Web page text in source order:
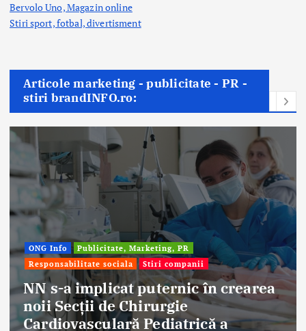
Bervolo Uno, Magazin online
Stiri sport, fotbal,divertisment
Articole marketing - publicitate - PR -
stiri brandINFO.ro:
ONG Info
Publicitate, Marketing, PR
Responsabilitate sociala
Stiri companii
NN s-a implicat puternic în crearea
noii Secții de Chirurgie
Cardiovasculară Pediatrică a